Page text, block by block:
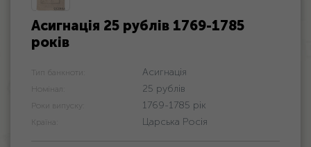
Асигнація 25 рублів 1769-1785
років
Тип банкноти: Асигнація
Номінал: 25 рублів
Роки випуску: 1769-1785 рік
Країна: Царська Росія